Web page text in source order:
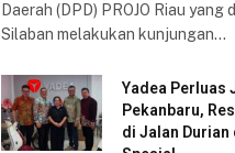
Daerah (DPD) PROJO Riau yang
Silaban melakukan kunjungan…
Yadea Perluas
Pekanbaru,
di Jalan